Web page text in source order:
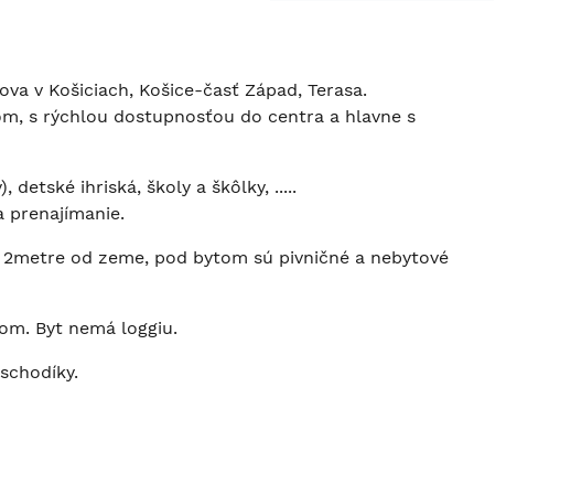
v Košiciach, Košice-časť Západ, Terasa.
s rýchlou dostupnosťou do centra a hlavne s
detské ihriská, školy a škôlky, .....
prenajímanie.
od zeme, pod bytom sú pivničné a nebytové
Byt nemá loggiu.